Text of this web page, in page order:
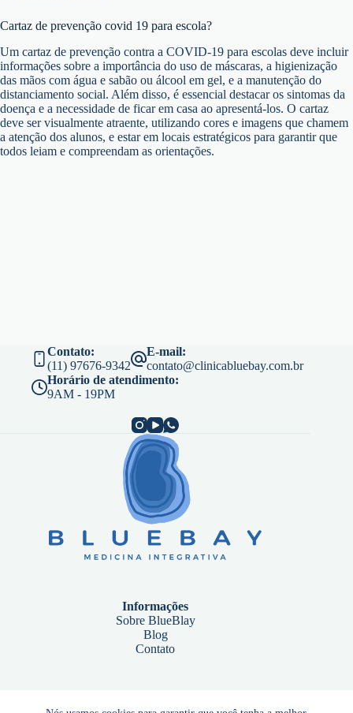
Cartaz de prevenção covid 19 para escola?
Um cartaz de prevenção contra a COVID-19 para escolas deve incluir
informações sobre a importância do uso de máscaras, a higienização
das mãos com água e sabão ou álcool em gel, e a manutenção do
distanciamento social. Além disso, é essencial destacar os sintomas da
doença e a necessidade de ficar em casa ao apresentá-los. O cartaz
deve ser visualmente atraente, utilizando cores e imagens que chamem
a atenção dos alunos, e estar em locais estratégicos para garantir que
todos leiam e compreendam as orientações.
Contato:
(11) 97676-9342
E-mail:
contato@clinicabluebay.com.br
Horário de atendimento:
9AM - 19PM
Informações
Sobre BlueBlay
Blog
Contato